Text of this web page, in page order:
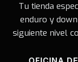
Tu tienda
enduro y
siguiente nivel